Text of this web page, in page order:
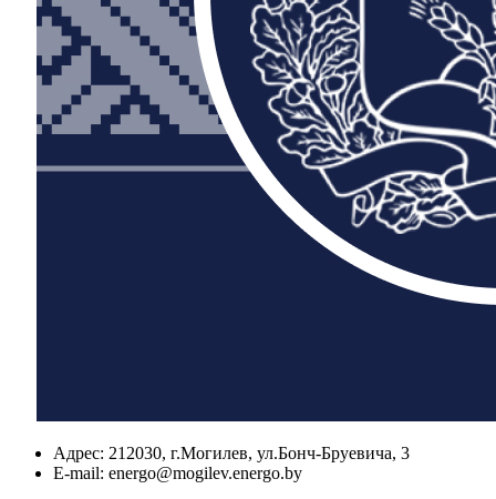
Адрес: 212030, г.Могилев, ул.Бонч-Бруевича, 3
E-mail: energo@mogilev.energo.by